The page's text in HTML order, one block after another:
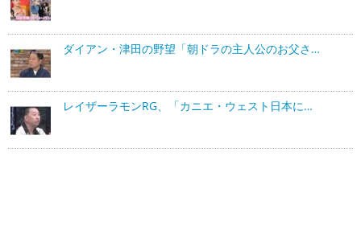
ダイアン・津田の野望「朝ドラの主人公のお父さ…
レイザーラモンRG、「カニエ・ウェスト日本に…